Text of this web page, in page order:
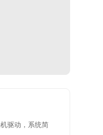
驱动，系统简